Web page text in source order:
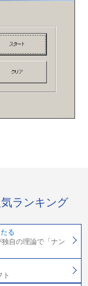
ランキング
る
自の理論で「ナン
ト